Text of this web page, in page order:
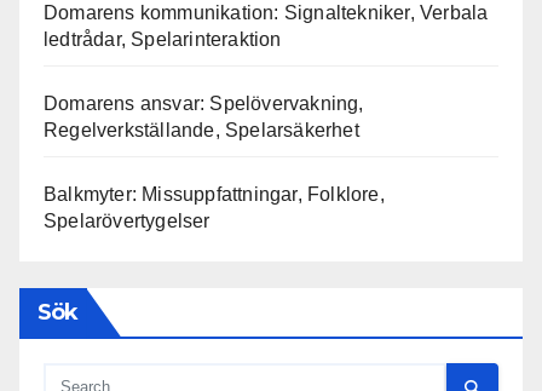
Domarens kommunikation: Signaltekniker, Verbala
ledtrådar, Spelarinteraktion
Domarens ansvar: Spelövervakning,
Regelverkställande, Spelarsäkerhet
Balkmyter: Missuppfattningar, Folklore,
Spelarövertygelser
Sök